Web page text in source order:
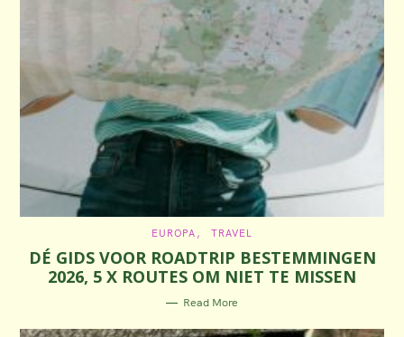
T
E
G
O
R
I
S
EUROPA TRAVEL
DÉ GIDS VOOR ROADTRIP BESTEMMINGEN
2026, 5 X ROUTES OM NIET TE MISSEN
Read More